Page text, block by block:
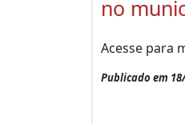
no
Acesse para
Publicado em